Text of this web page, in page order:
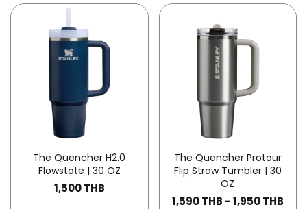
The Quencher H2.0
Flowstate | 30 OZ
1,500 THB
The Quencher Protour
Flip Straw Tumbler | 30
OZ
1,590 THB -1,950 THB